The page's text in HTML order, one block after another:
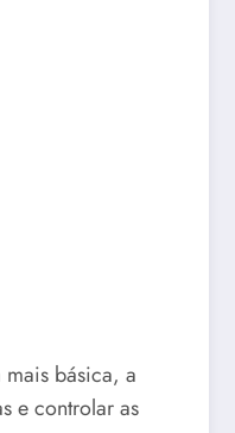
básica, a
e controlar as